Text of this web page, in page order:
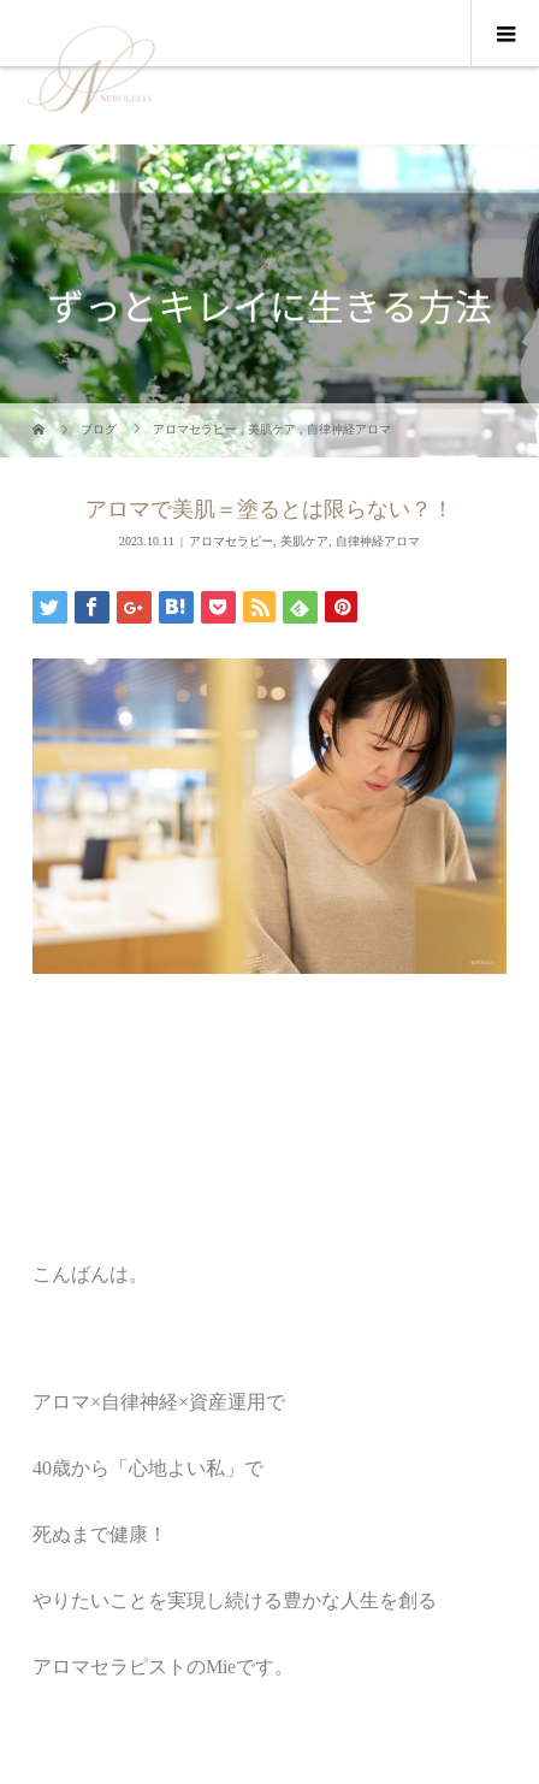
ブログ アロマセラピー ,美肌ケア ,自律神経アロマ
アロマで美肌＝塗るとは限らない？！
2023.10.11 アロマセラピー, 美肌ケア, 自律神経アロマ
こんばんは。
アロマ×自律神経×資産運用で
40歳から「心地よい私」で
死ぬまで健康！
やりたいことを実現し続ける豊かな人生を創る
アロマセラピストのMieです。